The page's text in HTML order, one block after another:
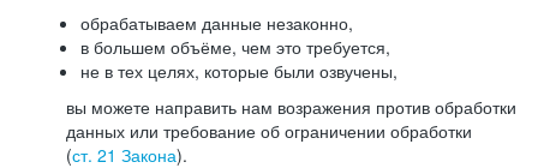
обрабатываем данные незаконно,
в большем объёме, чем это требуется,
не в тех целях, которые были озвучены,
вы можете направить нам возражения против обработки
данных или требование об ограничении обработки
(ст. 21 Закона).